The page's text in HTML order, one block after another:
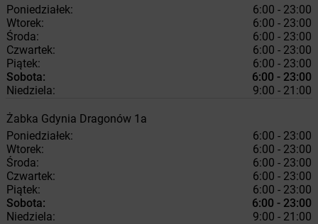
Poniedziałek:
6:00 - 23:00
Wtorek:
6:00 - 23:00
Środa:
6:00 - 23:00
Czwartek:
6:00 - 23:00
Piątek:
6:00 - 23:00
Sobota:
6:00 - 23:00
Niedziela:
9:00 - 21:00
Żabka Gdynia Dragonów 1a
Poniedziałek:
6:00 - 23:00
Wtorek:
6:00 - 23:00
Środa:
6:00 - 23:00
Czwartek:
6:00 - 23:00
Piątek:
6:00 - 23:00
Sobota:
6:00 - 23:00
Niedziela:
9:00 - 21:00